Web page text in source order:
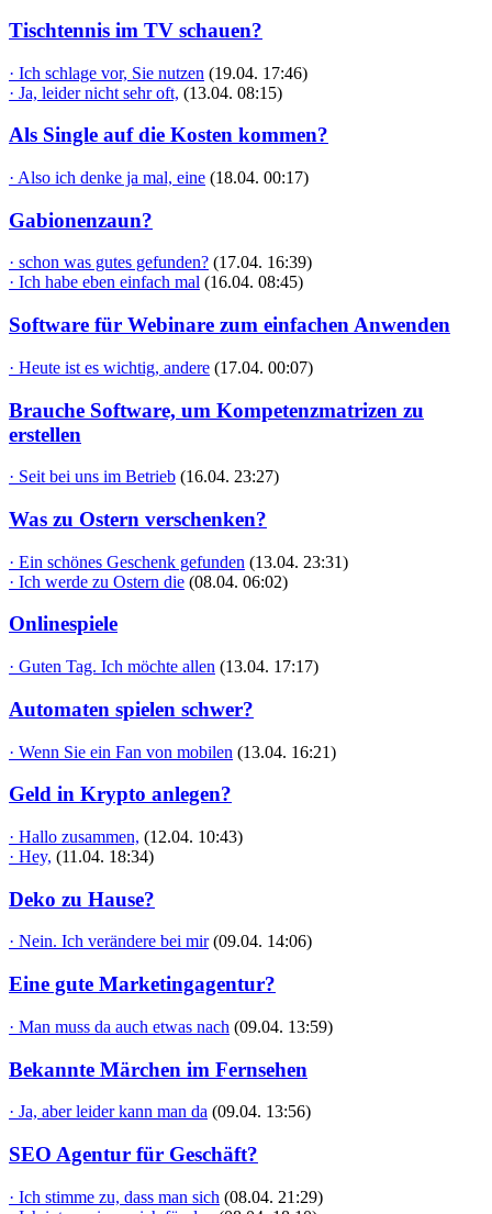
Tischtennis im TV schauen?
· Ich schlage vor, Sie nutzen (19.04. 17:46)
· Ja, leider nicht sehr oft, (13.04. 08:15)
Als Single auf die Kosten kommen?
· Also ich denke ja mal, eine (18.04. 00:17)
Gabionenzaun?
· schon was gutes gefunden? (17.04. 16:39)
· Ich habe eben einfach mal (16.04. 08:45)
Software für Webinare zum einfachen Anwenden
· Heute ist es wichtig, andere (17.04. 00:07)
Brauche Software, um Kompetenzmatrizen zu
erstellen
· Seit bei uns im Betrieb (16.04. 23:27)
Was zu Ostern verschenken?
· Ein schönes Geschenk gefunden (13.04. 23:31)
· Ich werde zu Ostern die (08.04. 06:02)
Onlinespiele
· Guten Tag. Ich möchte allen (13.04. 17:17)
Automaten spielen schwer?
· Wenn Sie ein Fan von mobilen (13.04. 16:21)
Geld in Krypto anlegen?
· Hallo zusammen, (12.04. 10:43)
· Hey, (11.04. 18:34)
Deko zu Hause?
· Nein. Ich verändere bei mir (09.04. 14:06)
Eine gute Marketingagentur?
· Man muss da auch etwas nach (09.04. 13:59)
Bekannte Märchen im Fernsehen
· Ja, aber leider kann man da (09.04. 13:56)
SEO Agentur für Geschäft?
· Ich stimme zu, dass man sich (08.04. 21:29)